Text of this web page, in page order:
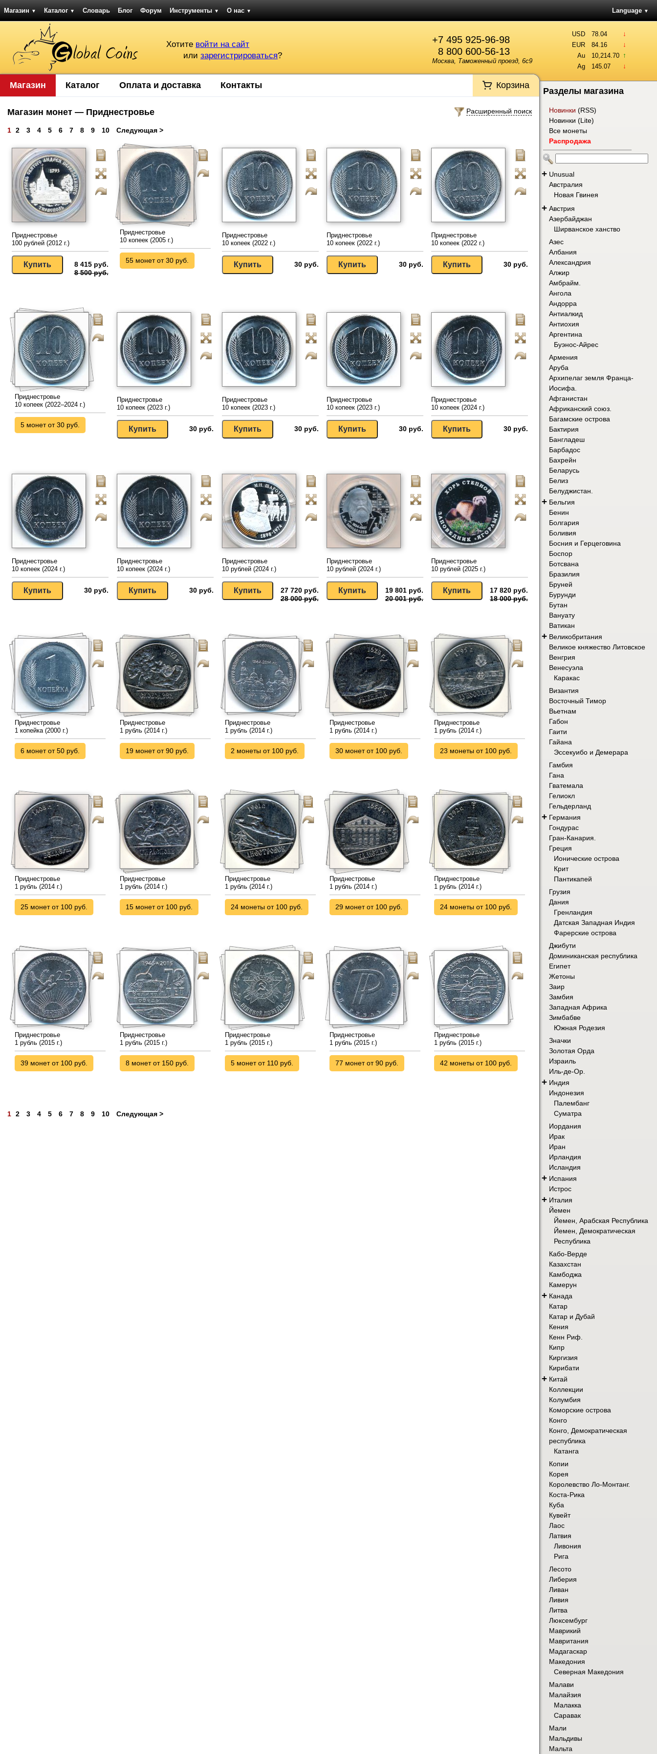
Магазин ▼ Каталог ▼ Словарь Блог Форум Инструменты ▼ О нас ▼ Language ▼
+7 495 925-96-98
8 800 600-56-13
Москва, Таможенный проезд, 6с9
Хотите войти на сайт
или зарегистрироваться?
USD 78.04 ↓
EUR 84.16 ↓
Au 10,214.70 ↑
Ag 145.07 ↓
Магазин Каталог Оплата и доставка Контакты Корзина
Расширенный поиск
Магазин монет — Приднестровье
1 2 3 4 5 6 7 8 9 10 Следующая >
Приднестровье
100 рублей (2012 г.)
8 415 руб.
8 500 руб.
Приднестровье
10 копеек (2005 г.)
55 монет от 30 руб.
Приднестровье
10 копеек (2022 г.)
30 руб.
Приднестровье
10 копеек (2022 г.)
30 руб.
Приднестровье
10 копеек (2022 г.)
30 руб.
Приднестровье
10 копеек (2022–2024 г.)
5 монет от 30 руб.
Приднестровье
10 копеек (2023 г.)
30 руб.
Приднестровье
10 копеек (2023 г.)
30 руб.
Приднестровье
10 копеек (2023 г.)
30 руб.
Приднестровье
10 копеек (2024 г.)
30 руб.
Приднестровье
10 копеек (2024 г.)
30 руб.
Приднестровье
10 копеек (2024 г.)
30 руб.
Приднестровье
10 рублей (2024 г.)
27 720 руб.
28 000 руб.
Приднестровье
10 рублей (2024 г.)
19 801 руб.
20 001 руб.
Приднестровье
10 рублей (2025 г.)
17 820 руб.
18 000 руб.
Приднестровье
1 копейка (2000 г.)
6 монет от 50 руб.
Приднестровье
1 рубль (2014 г.)
19 монет от 90 руб.
Приднестровье
1 рубль (2014 г.)
2 монеты от 100 руб.
Приднестровье
1 рубль (2014 г.)
30 монет от 100 руб.
Приднестровье
1 рубль (2014 г.)
23 монеты от 100 руб.
Приднестровье
1 рубль (2014 г.)
25 монет от 100 руб.
Приднестровье
1 рубль (2014 г.)
15 монет от 100 руб.
Приднестровье
1 рубль (2014 г.)
24 монеты от 100 руб.
Приднестровье
1 рубль (2014 г.)
29 монет от 100 руб.
Приднестровье
1 рубль (2014 г.)
24 монеты от 100 руб.
Приднестровье
1 рубль (2015 г.)
39 монет от 100 руб.
Приднестровье
1 рубль (2015 г.)
8 монет от 150 руб.
Приднестровье
1 рубль (2015 г.)
5 монет от 110 руб.
Приднестровье
1 рубль (2015 г.)
77 монет от 90 руб.
Приднестровье
1 рубль (2015 г.)
42 монеты от 100 руб.
1 2 3 4 5 6 7 8 9 10 Следующая >
Разделы магазина
Новинки (RSS)
Новинки (Lite)
Все монеты
Распродажа
+ Unusual
Австралия
Новая Гвинея
+ Австрия
Азербайджан
Ширванское ханство
Азес
Албания
Александрия
Алжир
Амбрайм.
Ангола
Андорра
Антиалкид
Антиохия
Аргентина
Буэнос-Айрес
Армения
Аруба
Архипелаг земля Франца-
Иосифа.
Афганистан
Африканский союз.
Багамские острова
Бактирия
Бангладеш
Барбадос
Бахрейн
Беларусь
Белиз
Белуджистан.
+ Бельгия
Бенин
Болгария
Боливия
Босния и Герцеговина
Боспор
Ботсвана
Бразилия
Бруней
Бурунди
Бутан
Вануату
Ватикан
+ Великобритания
Великое княжество Литовское
Венгрия
Венесуэла
Каракас
Византия
Восточный Тимор
Вьетнам
Габон
Гаити
Гайана
Эссекуибо и Демерара
Гамбия
Гана
Гватемала
Гелиокл
Гельдерланд
+ Германия
Гондурас
Гран-Канария.
Греция
Ионические острова
Крит
Пантикапей
Грузия
Дания
Гренландия
Датская Западная Индия
Фарерские острова
Джибути
Доминиканская республика
Египет
Жетоны
Заир
Замбия
Западная Африка
Зимбабве
Южная Родезия
Значки
Золотая Орда
Израиль
Иль-де-Ор.
+ Индия
Индонезия
Палембанг
Суматра
Иордания
Ирак
Иран
Ирландия
Исландия
+ Испания
Истрос
+ Италия
Йемен
Йемен, Арабская Республика
Йемен, Демократическая
Республика
Кабо-Верде
Казахстан
Камбоджа
Камерун
+ Канада
Катар
Катар и Дубай
Кения
Кенн Риф.
Кипр
Киргизия
Кирибати
+ Китай
Коллекции
Колумбия
Коморские острова
Конго
Конго, Демократическая
республика
Катанга
Копии
Корея
Королевство Ло-Монтанг.
Коста-Рика
Куба
Кувейт
Лаос
Латвия
Ливония
Рига
Лесото
Либерия
Ливан
Ливия
Литва
Люксембург
Маврикий
Мавритания
Мадагаскар
Македония
Северная Македония
Малави
Малайзия
Малакка
Саравак
Мали
Мальдивы
Мальта